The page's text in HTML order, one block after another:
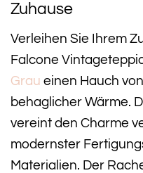
Zuhause
Verleihen Sie Ihrem
Falcone
Grau einen Hauch
behaglicher Wärme.
vereint den Charme
modernster
Materialien. Der